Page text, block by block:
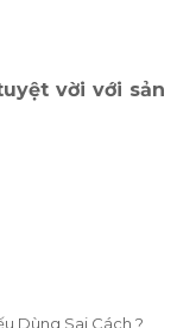
vời với sản